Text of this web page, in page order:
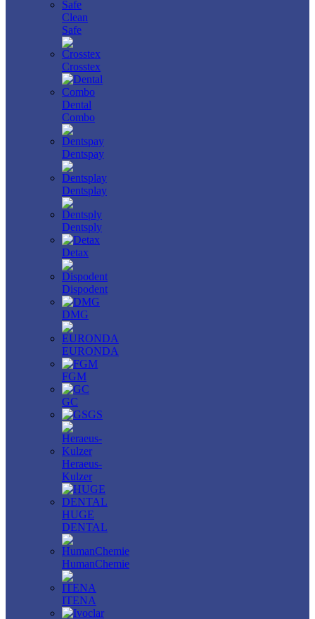
Clean
Safe
Crosstex
Dental
Combo
Dentspay
Dentsplay
Dentsply
Detax
Dispodent
DMG
EURONDA
FGM
GC
GS
Heraeus-
Kulzer
HUGE
DENTAL
HumanChemie
ITENA